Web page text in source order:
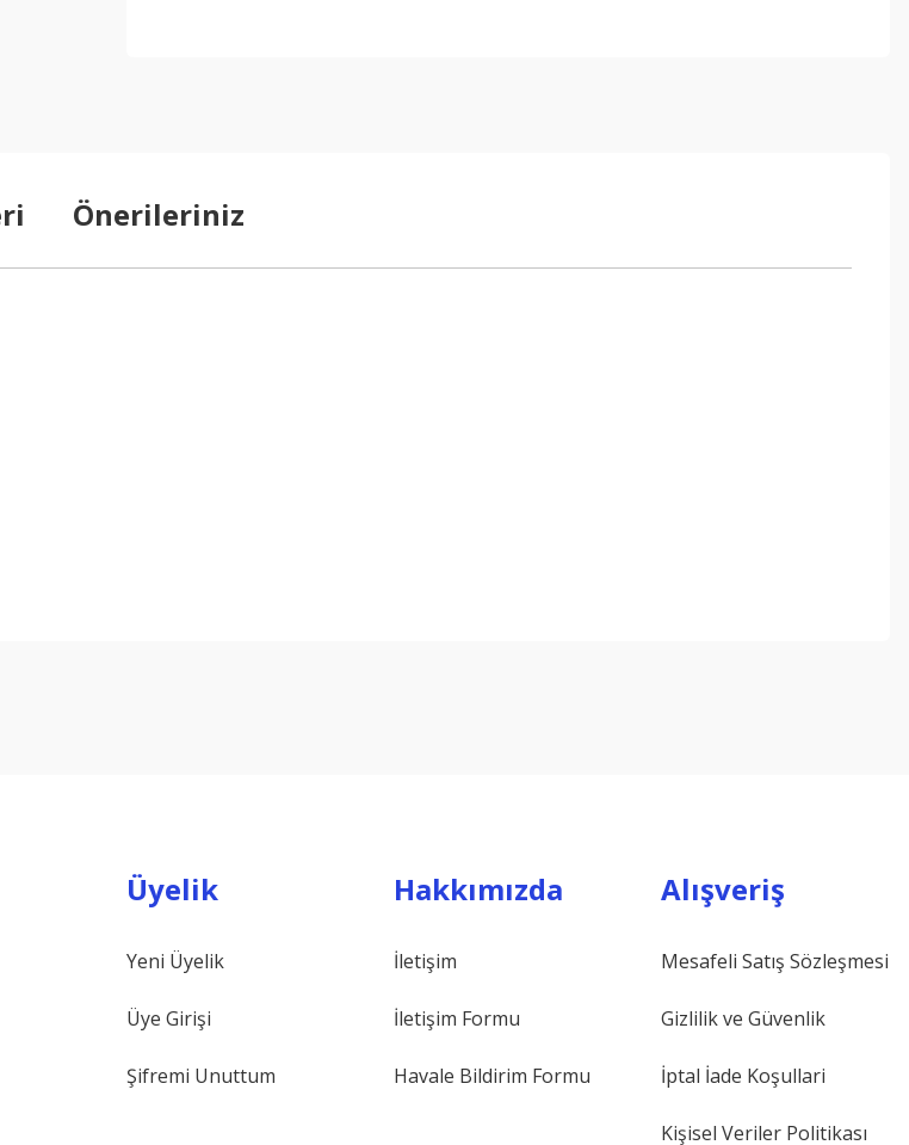
Önerileriniz
Üyelik
Yeni Üyelik
Üye Girişi
Şifremi Unuttum
Hakkımızda
İletişim
İletişim Formu
Havale Bildirim Formu
Alışveriş
Mesafeli Satış Sözleşmesi
Gizlilik ve Güvenlik
İptal İade Koşullari
Kişisel Veriler Politikası